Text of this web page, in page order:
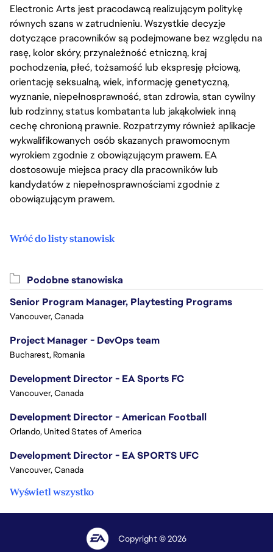
Electronic Arts jest pracodawcą realizującym politykę
równych szans w zatrudnieniu. Wszystkie decyzje
dotyczące pracowników są podejmowane bez względu na
rasę, kolor skóry, przynależność etniczną, kraj
pochodzenia, płeć, tożsamość lub ekspresję płciową,
orientację seksualną, wiek, informację genetyczną,
wyznanie, niepełnosprawność, stan zdrowia, stan cywilny
lub rodzinny, status kombatanta lub jakąkolwiek inną
cechę chronioną prawnie. Rozpatrzymy również aplikacje
wykwalifikowanych osób skazanych prawomocnym
wyrokiem zgodnie z obowiązującym prawem. EA
dostosowuje miejsca pracy dla pracowników lub
kandydatów z niepełnosprawnościami zgodnie z
obowiązującym prawem.
Wróć do listy stanowisk
Podobne stanowiska
Senior Program Manager, Playtesting Programs
Vancouver, Canada
Project Manager - DevOps team
Bucharest, Romania
Development Director - EA Sports FC
Vancouver, Canada
Development Director - American Football
Orlando, United States of America
Development Director - EA SPORTS UFC
Vancouver, Canada
Wyświetl wszystko
Copyright © 2026